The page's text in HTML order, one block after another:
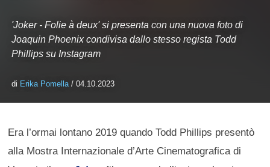
'Joker - Folie à deux' si presenta con una nuova foto di
Joaquin Phoenix condivisa dallo stesso regista Todd
Phillips su Instagram
di Erika Pomella/ 04.10.2023
Era l’ormai lontano 2019 quando Todd Phillips presentò
alla Mostra Internazionale d’Arte Cinematografica di